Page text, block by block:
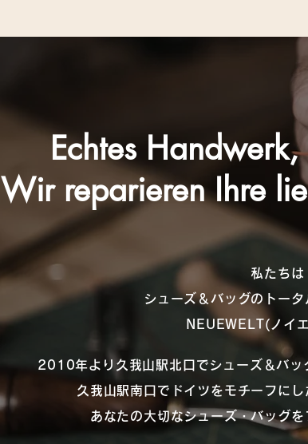
Echtes
Wir reparieren Ihre
私たちは
シューズ＆バッグのトー
NEUEWELT(ノイ
2010年より久我山駅北口でシューズ＆バッ
久我山駅南口でドイツをモチーフにし
あなたの大切なシューズ・バッグを